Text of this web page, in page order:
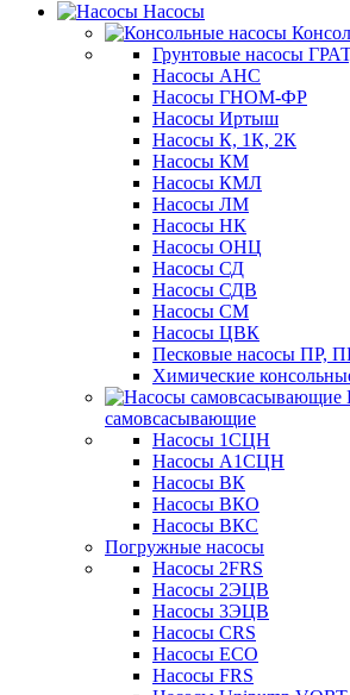
Насосы
Грунтовые насосы
Насосы АНС
Насосы ГНОМ-ФР
Насосы Иртыш
Насосы К, 1К, 2К
Насосы КМ
Насосы КМЛ
Насосы ЛМ
Насосы НК
Насосы ОНЦ
Насосы СД
Насосы СДВ
Насосы СМ
Насосы ЦВК
Песковые насосы ПР,
Химические
самовсасывающие
Насосы 1СЦН
Насосы А1СЦН
Насосы ВК
Насосы ВКО
Насосы ВКС
Погружные насосы
Насосы 2FRS
Насосы 2ЭЦВ
Насосы 3ЭЦВ
Насосы CRS
Насосы ECO
Насосы FRS